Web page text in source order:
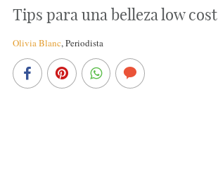
Tips para una belleza low cost
Olivia Blanc,Periodista